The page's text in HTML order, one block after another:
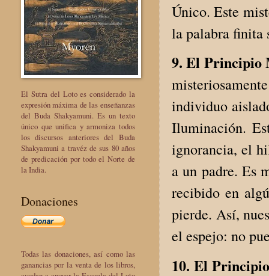
Único. Este
la palabra finita
9. El Principio
individuo
Iluminación.
ignorancia, el
a un padre. Es
recibido en
pierde. Así,
el espejo: no
10. El
El Sutra del Loto es considerado la
expresión máxima de las enseñanzas
del Buda Shakyamuni. Es un texto
único que unifica y armoniza todos
los discursos anteriores del Buda
Shakyamuni a travéz de sus 80 años
de predicación por todo el Norte de
la India.
Donaciones
Todas las donaciones, así como las
ganancias por la venta de los libros,